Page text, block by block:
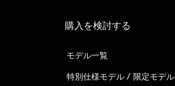
購入を検討する
モデル一覧
特別仕様モデル / 限定モデル